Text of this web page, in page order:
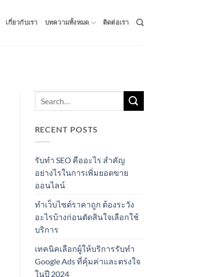
เกี่ยวกับเรา บทความทั้งหมด ติดต่อเรา
RECENT POSTS
รับทำ SEO คืออะไร สำคัญ
อย่างไรในการเพิ่มยอดขาย
ออนไลน์
ทำเว็บไซต์ราคาถูก ต้องระวัง
อะไรบ้างก่อนตัดสินใจเลือกใช้
บริการ
เทคนิคเลือกผู้ให้บริการรับทำ
Google Ads ที่คุ้มค่าและตรงใจ
ในปี 2024